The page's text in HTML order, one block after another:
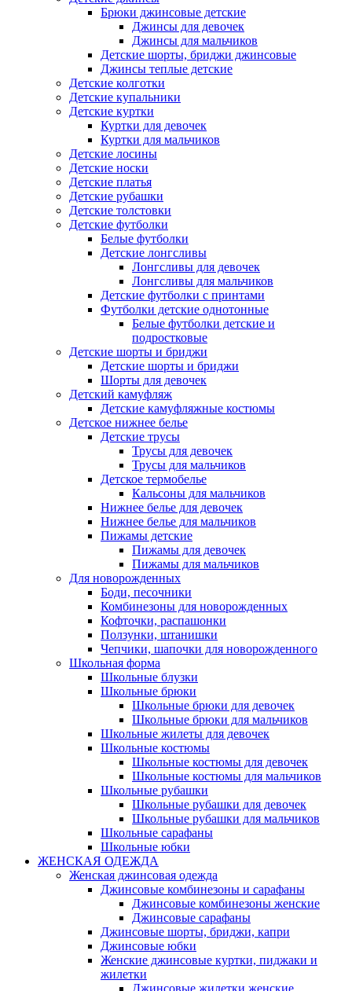
Брюки джинсовые детские
Джинсы для девочек
Джинсы для мальчиков
Детские шорты, бриджи джинсовые
Джинсы теплые детские
Детские колготки
Детские купальники
Детские куртки
Куртки для девочек
Куртки для мальчиков
Детские лосины
Детские носки
Детские платья
Детские рубашки
Детские толстовки
Детские футболки
Белые футболки
Детские лонгсливы
Лонгсливы для девочек
Лонгсливы для мальчиков
Детские футболки с принтами
Футболки детские однотонные
Белые футболки детские и
подростковые
Детские шорты и бриджи
Детские шорты и бриджи
Шорты для девочек
Детский камуфляж
Детские камуфляжные костюмы
Детское нижнее белье
Детские трусы
Трусы для девочек
Трусы для мальчиков
Детское термобелье
Кальсоны для мальчиков
Нижнее белье для девочек
Нижнее белье для мальчиков
Пижамы детские
Пижамы для девочек
Пижамы для мальчиков
Для новорожденных
Боди, песочники
Комбинезоны для новорожденных
Кофточки, распашонки
Ползунки, штанишки
Чепчики, шапочки для новорожденного
Школьная форма
Школьные блузки
Школьные брюки
Школьные брюки для девочек
Школьные брюки для мальчиков
Школьные жилеты для девочек
Школьные костюмы
Школьные костюмы для девочек
Школьные костюмы для мальчиков
Школьные рубашки
Школьные рубашки для девочек
Школьные рубашки для мальчиков
Школьные сарафаны
Школьные юбки
ЖЕНСКАЯ ОДЕЖДА
Женская джинсовая одежда
Джинсовые комбинезоны и сарафаны
Джинсовые комбинезоны женские
Джинсовые сарафаны
Джинсовые шорты, бриджи, капри
Джинсовые юбки
Женские джинсовые куртки, пиджаки и
жилетки
Джинсовые жилетки женские